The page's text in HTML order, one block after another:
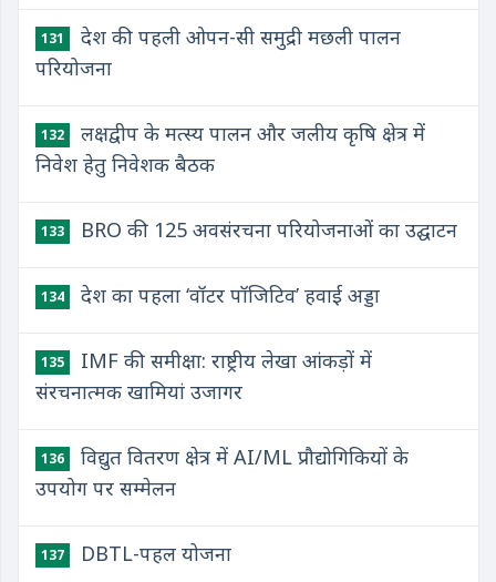
131
देश की पहली ओपन-सी समुद्री मछली पालन
परियोजना
132
लक्षद्वीप के मत्स्य पालन और जलीय कृषि क्षेत्र में
निवेश हेतु निवेशक बैठक
133 BRO की 125 अवसंरचना परियोजनाओं का उद्घाटन
134 देश का पहला ‘वॉटर पॉजिटिव’ हवाई अड्डा
135
IMF की समीक्षा: राष्ट्रीय लेखा आंकड़ों में
संरचनात्मक खामियां उजागर
136
विद्युत वितरण क्षेत्र में AI/ML प्रौद्योगिकियों के
उपयोग पर सम्मेलन
137 DBTL-पहल योजना